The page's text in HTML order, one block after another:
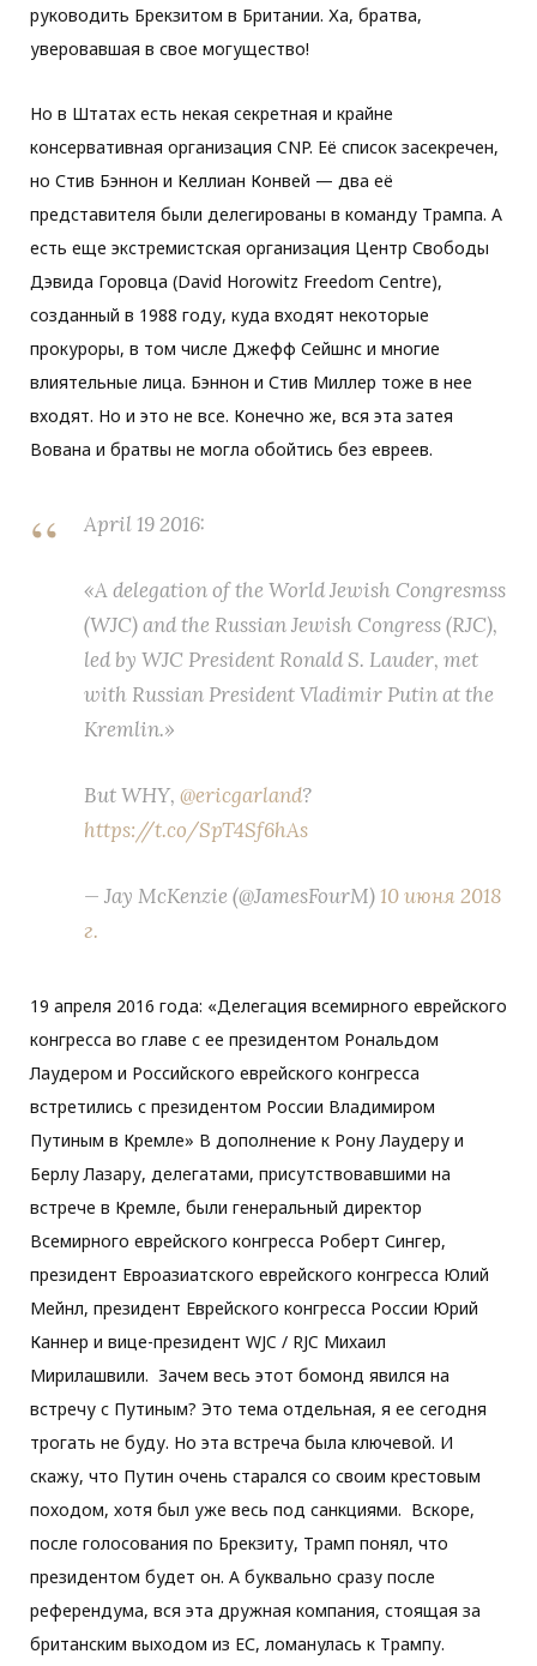
руководить Брекзитом в Британии. Ха, братва,
уверовавшая в свое могущество!
Но в Штатах есть некая секретная и крайне
консервативная организация CNP. Её список засекречен,
но Стив Бэннон и Келлиан Конвей — два её
представителя были делегированы в команду Трампа. А
есть еще экстремистская организация Центр Свободы
Дэвида Горовца (David Horowitz Freedom Centre),
созданный в 1988 году, куда входят некоторые
прокуроры, в том числе Джефф Сейшнс и многие
влиятельные лица. Бэннон и Стив Миллер тоже в нее
входят. Но и это не все. Конечно же, вся эта затея
Вована и братвы не могла обойтись без евреев.
April 19 2016:
«A delegation of the World Jewish Congresmss
(WJC) and the Russian Jewish Congress (RJC),
led by WJC President Ronald S. Lauder, met
with Russian President Vladimir Putin at the
Kremlin.»
But WHY, @ericgarland?
https://t.co/SpT4Sf6hAs
— Jay McKenzie (@JamesFourM)10 июня 2018
г.
19 апреля 2016 года: «Делегация всемирного еврейского
конгресса во главе с ее президентом Рональдом
Лаудером и Российского еврейского конгресса
встретились с президентом России Владимиром
Путиным в Кремле» В дополнение к Рону Лаудеру и
Берлу Лазару, делегатами, присутствовавшими на
встрече в Кремле, были генеральный директор
Всемирного еврейского конгресса Роберт Сингер,
президент Евроазиатского еврейского конгресса Юлий
Мейнл, президент Еврейского конгресса России Юрий
Каннер и вице-президент WJC / RJC Михаил
Мирилашвили. Зачем весь этот бомонд явился на
встречу с Путиным? Это тема отдельная, я ее сегодня
трогать не буду. Но эта встреча была ключевой. И
скажу, что Путин очень старался со своим крестовым
походом, хотя был уже весь под санкциями. Вскоре,
после голосования по Брекзиту, Трамп понял, что
президентом будет он. А буквально сразу после
референдума, вся эта дружная компания, стоящая за
британским выходом из ЕС, ломанулась к Трампу.